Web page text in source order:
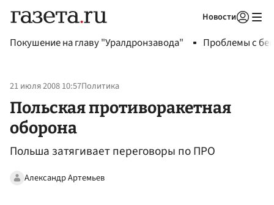
Новости
Покушение на главу "Уралдронзавода" Проблемы с
21 июля 2008 10:57Политика
Польская противоракетная
оборона
Польша затягивает переговоры по ПРО
Александр Артемьев